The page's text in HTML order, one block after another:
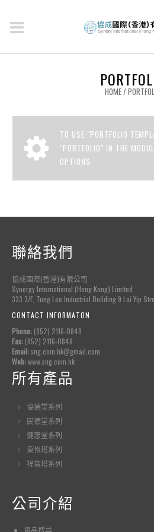
HOME/
TO USE "PORTFOLIO
"PORTFOLIO" IN THE
OPTIONS
聯絡我們
協成國際(香港)有限公司
Synergy International (Hong Kong) Limited
333 3/F, Tung Lee Industrial Building 9 Lai Yip
CONTACT INFORMATON
Phone: (852) 2116-0848
Fax: (852) 2116-0848
Email:sng.com.hk@gmail.com
Web:www.sng.com.hk
所有產品
協德堂系列
民德堂系列
健惠堂系列
東怡塔系列
祥富塔系列
公司介紹
貨品搜尋